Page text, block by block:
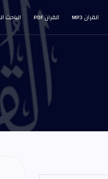
القرآن MP3 القرآن PDF الباحث